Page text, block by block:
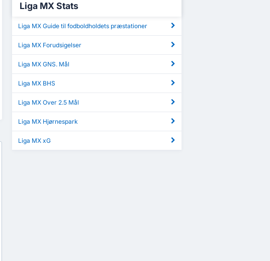
Liga MX Stats
Liga MX Guide til fodboldholdets præstationer
Liga MX Forudsigelser
Liga MX GNS. Mål
Liga MX BHS
Liga MX Over 2.5 Mål
Liga MX Hjørnespark
Liga MX xG